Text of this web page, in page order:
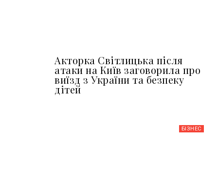
Акторка Світлицька після
атаки на Київ заговорила про
виїзд з України та безпеку
дітей
БІЗНЕС